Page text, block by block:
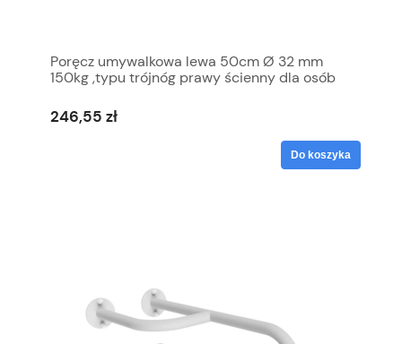
Poręcz umywalkowa lewa 50cm Ø 32 mm
150kg ,typu trójnóg prawy ścienny dla osób
246,55 zł
Do koszyka